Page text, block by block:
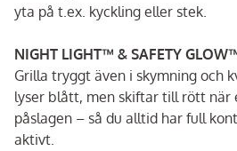
yta på t.ex. kyckling eller stek.
NIGHT LIGHT™ & SAFETY
Grilla tryggt även i skymning och
lyser blått, men skiftar till rött när
påslagen – så du alltid har full
aktivt.